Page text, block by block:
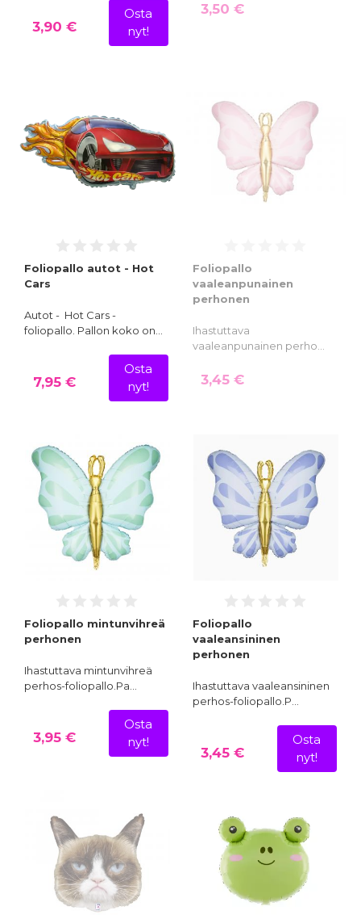
3,90 €
Osta
nyt!
3,50 €
Foliopallo autot - Hot
Cars
Autot - Hot Cars -
foliopallo. Pallon koko on…
7,95 €
Osta
nyt!
Foliopallo
vaaleanpunainen
perhonen
Ihastuttava
vaaleanpunainen perho…
3,45 €
Foliopallo mintunvihreä
perhonen
Ihastuttava mintunvihreä
perhos-foliopallo.Pa…
3,95 €
Osta
nyt!
Foliopallo
vaaleansininen
perhonen
Ihastuttava vaaleansininen
perhos-foliopallo.P…
3,45 €
Osta
nyt!